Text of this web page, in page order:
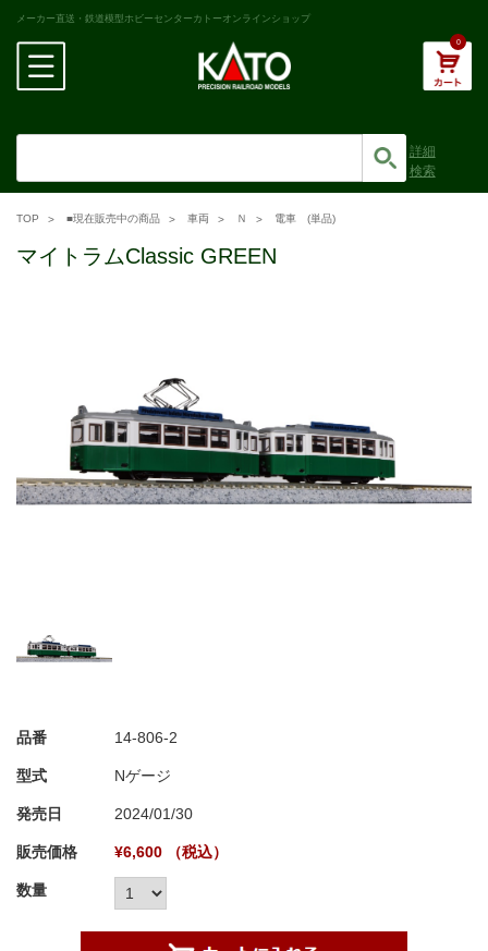
メーカー直送・鉄道模型ホビーセンターカトーオンラインショップ
0
詳細
検索
TOP ■現在販売中の商品 車両 Ｎ 電車 (単品)
マイトラムClassic GREEN
品番 14-806-2
型式 Nゲージ
発売日 2024/01/30
販売価格 ¥6,600 （税込）
数量